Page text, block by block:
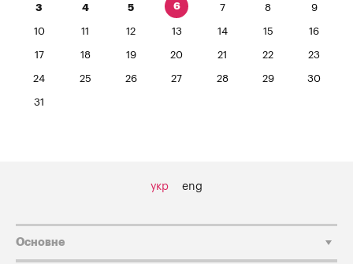
3 4 5 6 7 8 9
10 11 12 13 14 15 16
17 18 19 20 21 22 23
24 25 26 27 28 29 30
31
укр eng
Основне